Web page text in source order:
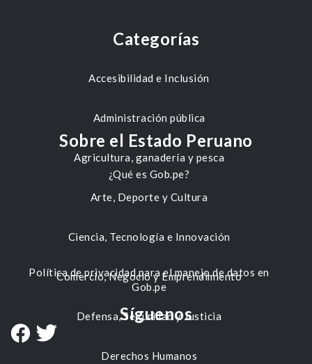
Categorías
Accesibilidad e Inclusión
Administración pública
Agricultura, ganadería y pesca
Arte, Deporte y Cultura
Ciencia, Tecnología e Innovación
Comercio, Negocio y Emprendimiento
Defensa, Seguridad y Justicia
Derechos Humanos
Sobre el Estado Peruano
¿Qué es Gob.pe?
Política de privacidad para el manejo de datos en
Gob.pe
Síguenos